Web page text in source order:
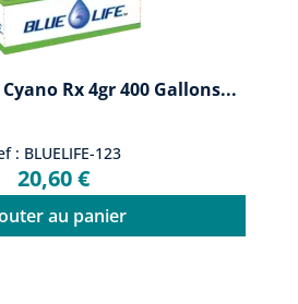
Rx 4gr 400 Gallons...
: BLUELIFE-123
20,60 €
au panier